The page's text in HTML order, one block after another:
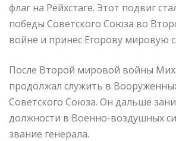
флаг на Рейхстаге. Этот подвиг
победы Советского Союза во
войне и принес Егорову мировую
После Второй мировой войны
продолжал служить в
Советского Союза. Он дальше
должности в Военно-воздушных
звание генерала.